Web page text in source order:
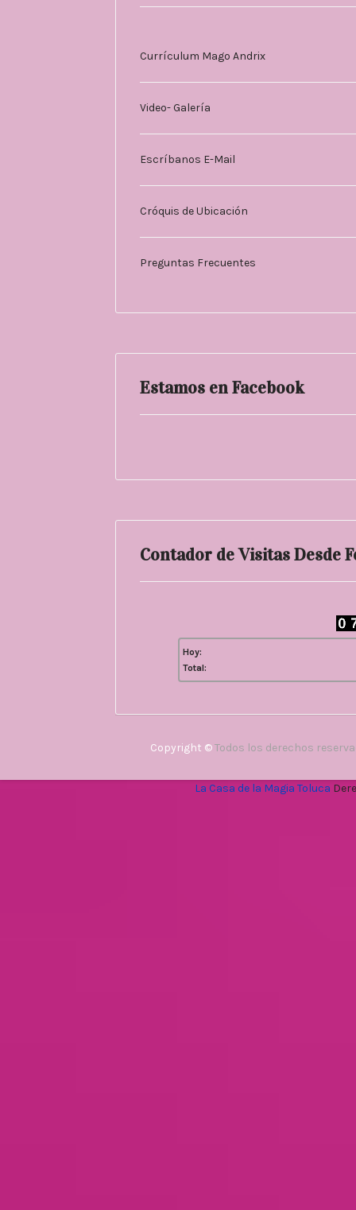
Currículum Mago Andrix
Video- Galería
Escríbanos E-Mail
Cróquis de Ubicación
Preguntas Frecuentes
Estamos en Facebook
Contador de Visitas Desde
Hoy:
Total:
Copyright ©Todos los derechos
La Casa de la Magia Toluca